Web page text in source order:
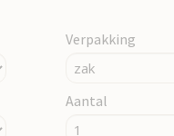
Verpakking
Aantal